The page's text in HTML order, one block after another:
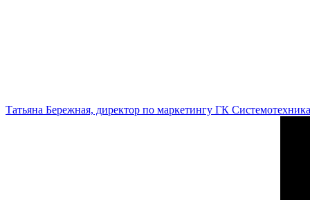
Татьяна Бережная, директор по маркетингу ГК Системотехника